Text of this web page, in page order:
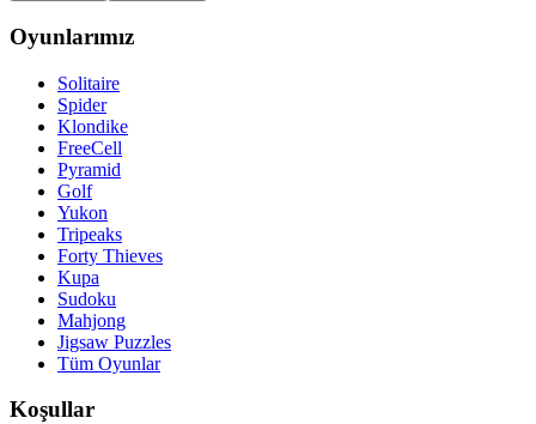
Oyunlarımız
Solitaire
Spider
Klondike
FreeCell
Pyramid
Golf
Yukon
Tripeaks
Forty Thieves
Kupa
Sudoku
Mahjong
Jigsaw Puzzles
Tüm Oyunlar
Koşullar